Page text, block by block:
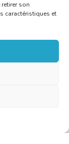
son
caractéristiques et